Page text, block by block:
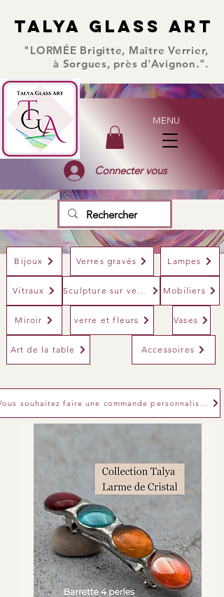
TALYA GLASS ART
TALYA GLASS ART
"LORMÉE Brigitte, Maître Verrier,
à Sorgues, près d'Avignon.".
MENU
Connecter vous
Bijoux Verres gravés Lampes
Vitraux Sculpture sur verre Mobiliers
Miroir verre et fleurs Vases
Art de la table Accessoires